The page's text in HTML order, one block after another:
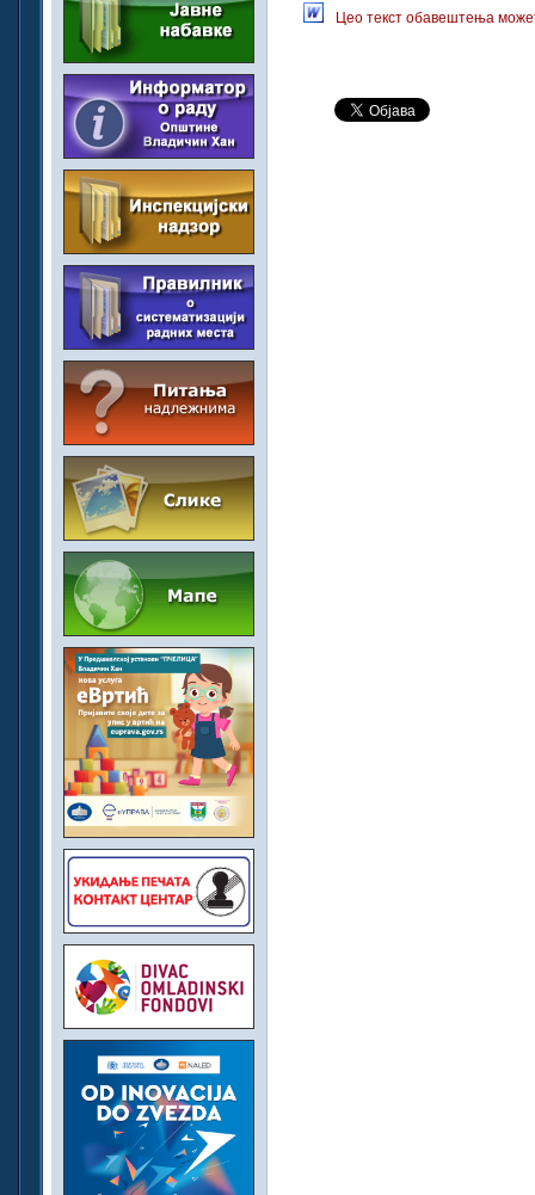
Цео текст обавештења